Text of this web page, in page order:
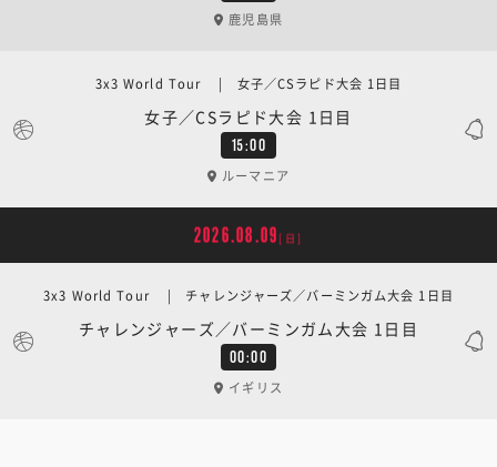
鹿児島県
15:00
女子／CSラピド大会 1日目
3x3 World Tour | 女子／CSラピド大会 1日目
ルーマニア
2026.08.09 [日]
00:00
チャレンジャーズ／バーミンガム大会 1日目
3x3 World Tour | チャレンジャーズ／バーミンガム大会 1日目
イギリス